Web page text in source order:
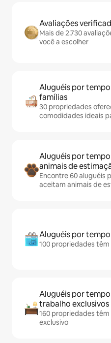
Avaliações
Mais de 2.730
você a escolher
Aluguéis por
famílias
30 propriedades
comodidades ideais
Aluguéis por
animais de
Encontre 60 aluguéis
aceitam animais de
Aluguéis por
100 propriedades têm
Aluguéis por
trabalho exclusivos
160 propriedades
exclusivo